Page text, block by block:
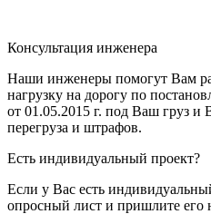
Консультация инженера
Наши инженеры помогут Вам
нагрузку на дорогу по
от 01.05.2015 г. под Ваш груз и
перегруза и штрафов.
Есть индивидуальный проект?
Если у Вас есть
опросный лист и пришлите его